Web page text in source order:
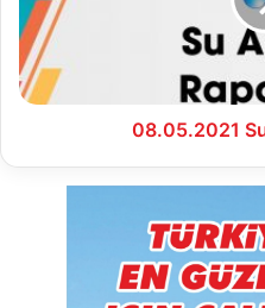
08.05.2021